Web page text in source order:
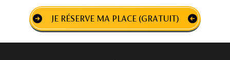
JE RÉSERVE MA PLACE (GRATUIT)